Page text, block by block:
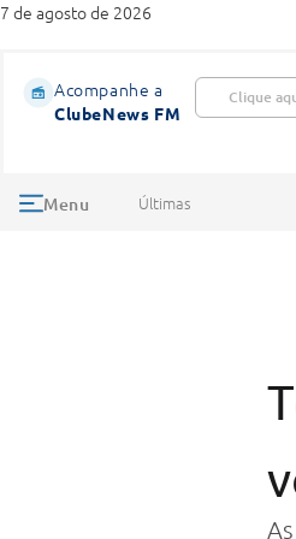
7 de agosto de 2026
Acompanhe a
ClubeNews FM
Clique
Menu Últimas